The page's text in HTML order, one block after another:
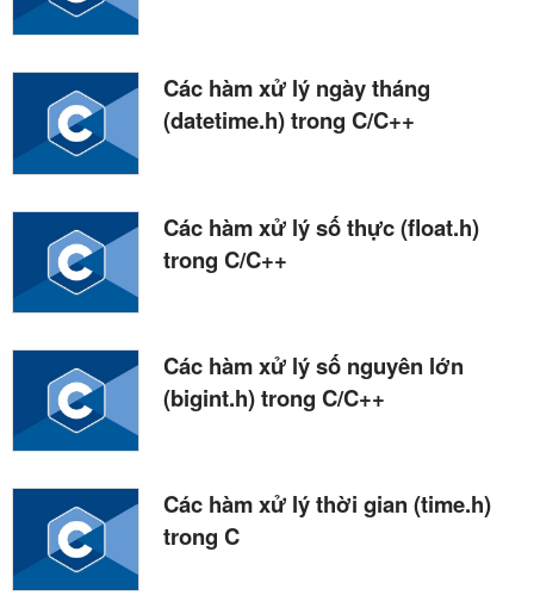
Các hàm xử lý ngày tháng
(datetime.h) trong C/C++
Các hàm xử lý số thực (float.h)
trong C/C++
Các hàm xử lý số nguyên lớn
(bigint.h) trong C/C++
Các hàm xử lý thời gian (time.h)
trong C